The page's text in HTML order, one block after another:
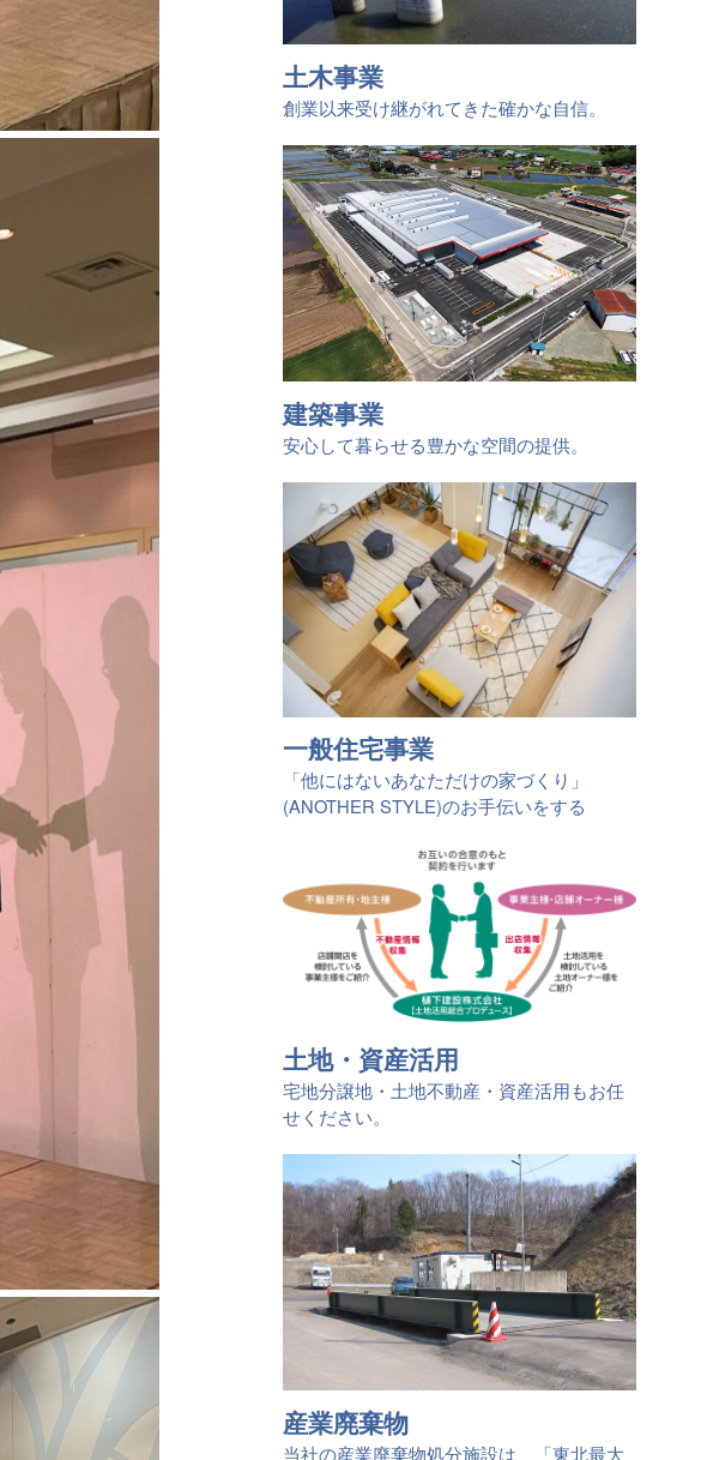
土木事業
創業以来受け継がれてきた確かな自信。
建築事業
安心して暮らせる豊かな空間の提供。
一般住宅事業
「他にはないあなただけの家づくり」
(ANOTHER STYLE)のお手伝いをする
土地・資産活用
宅地分譲地・土地不動産・資産活用もお任
せください。
産業廃棄物
当社の産業廃棄物処分施設は、「東北最大